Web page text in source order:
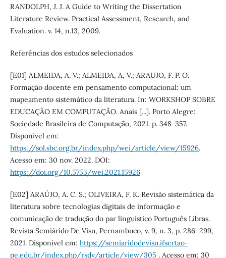
RANDOLPH, J. J. A Guide to Writing the Dissertation
Literature Review. Practical Assessment, Research, and
Evaluation. v. 14, n.13, 2009.
Referências dos estudos selecionados
[E01] ALMEIDA, A. V.; ALMEIDA, A, V.; ARAUJO, F. P. O.
Formação docente em pensamento computacional: um
mapeamento sistemático da literatura. In: WORKSHOP SOBRE
EDUCAÇÃO EM COMPUTAÇÃO. Anais [...]. Porto Alegre:
Sociedade Brasileira de Computação, 2021. p. 348-357.
Disponível em:
https://sol.sbc.org.br/index.php/wei/article/view/15926.
Acesso em: 30 nov. 2022. DOI:
https://doi.org/10.5753/wei.2021.15926
[E02] ARAÚJO, A. C. S.; OLIVEIRA, F. K. Revisão sistemática da
literatura sobre tecnologias digitais de informação e
comunicação de tradução do par linguístico Português Libras.
Revista Semiárido De Visu, Pernambuco, v. 9, n. 3, p. 286–299,
2021. Disponível em: https://semiaridodevisu.ifsertao-
pe.edu.br/index.php/rsdv/article/view/305 . Acesso em: 30